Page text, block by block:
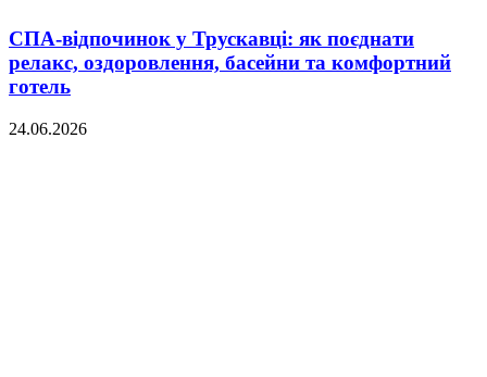
СПА-відпочинок у Трускавці: як поєднати
релакс, оздоровлення, басейни та комфортний
готель
24.06.2026